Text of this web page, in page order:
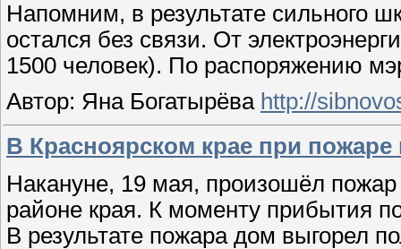
Напомним, в результате сильного
остался без связи. От
1500 человек). По распоряжению
Автор: Яна Богатырёва http://
В Красноярском крае при пожаре
Накануне, 19 мая, произошёл
районе края. К моменту прибытия
В результате пожара дом выгорел